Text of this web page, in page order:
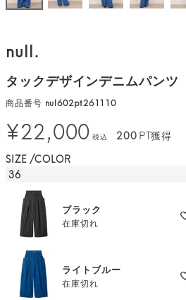
null.
タックデザインデニムパンツ
商品番号 nul602pt261110
¥22,000 税込 200PT獲得
SIZE COLOR
36
ブラック
在庫切れ
ライトブルー
在庫切れ